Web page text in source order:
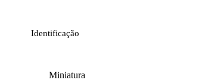
Identificação
Miniatura